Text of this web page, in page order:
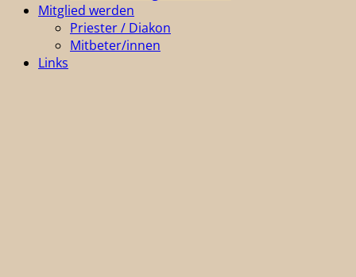
Mitglied werden
Priester / Diakon
Mitbeter/innen
Links